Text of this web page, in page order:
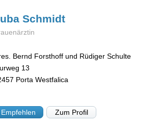
Schmidt
Bernd Forsthoff und Rüdiger Schulte
13
Porta Westfalica
Empfehlen Zum Profil